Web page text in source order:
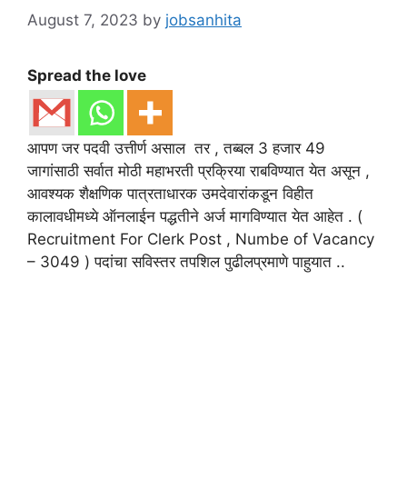
August 7, 2023 by jobsanhita
Spread the love
आपण जर पदवी उत्तीर्ण असाल तर , तब्बल 3 हजार 49
जागांसाठी सर्वात मोठी महाभरती प्रक्रिया राबविण्यात येत असून ,
आवश्यक शैक्षणिक पात्रताधारक उमदेवारांकडून विहीत
कालावधीमध्ये ऑनलाईन पद्धतीने अर्ज मागविण्यात येत आहेत . (
Recruitment For Clerk Post , Numbe of Vacancy
– 3049 ) पदांचा सविस्तर तपशिल पुढीलप्रमाणे पाहुयात ..